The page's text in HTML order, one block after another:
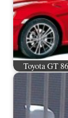
Toyota GT